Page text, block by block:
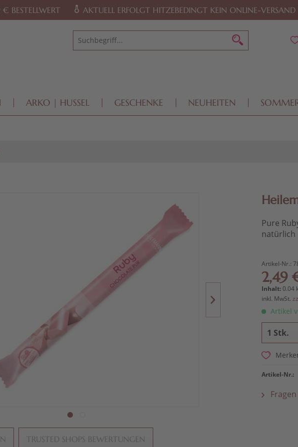
Footer springen
BESTELLWERT AKTUELL ERFOLGT HITZEBEDINGT KEIN ONLINE-VERSAND
ARKO | HUSSEL GESCHENKE NEUHEITEN
Pure
natürlich
Artikel-Nr.:
2,49
Inhalt:0.04
inkl. MwSt.
Artikel
Artikel-Nr.:
TRUSTED SHOPS BEWERTUNGEN